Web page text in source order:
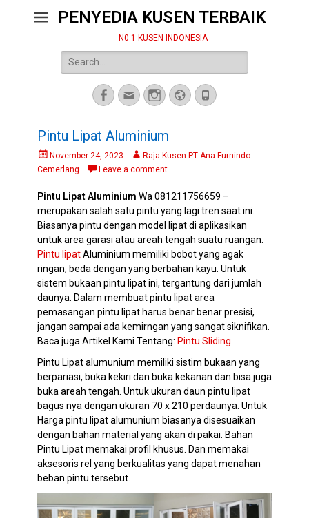
PENYEDIA KUSEN TERBAIK
N0 1 KUSEN INDONESIA
Search
for:
Facebook
EmailInstagram
WebsitePhone
Pintu Lipat Aluminium
Posted
on
November 24, 2023 AuthorRaja Kusen PT Ana Furnindo
Cemerlang
Leave a comment
Pintu Lipat Aluminium Wa 081211756659 –
merupakan salah satu pintu yang lagi tren saat ini.
Biasanya pintu dengan model lipat di aplikasikan
untuk area garasi atau areah tengah suatu ruangan.
Pintu lipatAluminium memiliki bobot yang agak
ringan, beda dengan yang berbahan kayu. Untuk
sistem bukaan pintu lipat ini, tergantung dari jumlah
daunya. Dalam membuat pintu lipat area
pemasangan pintu lipat harus benar benar presisi,
jangan sampai ada kemirngan yang sangat siknifikan.
Baca juga Artikel Kami Tentang: Pintu Sliding
Pintu Lipat alumunium memiliki sistim bukaan yang
berpariasi, buka kekiri dan buka kekanan dan bisa juga
buka areah tengah. Untuk ukuran daun pintu lipat
bagus nya dengan ukuran 70 x 210 perdaunya. Untuk
Harga pintu lipat alumunium biasanya disesuaikan
dengan bahan material yang akan di pakai. Bahan
Pintu Lipat memakai profil khusus. Dan memakai
aksesoris rel yang berkualitas yang dapat menahan
beban pintu tersebut.